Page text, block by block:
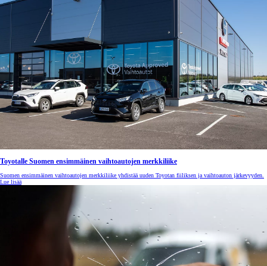
Toyotalle Suomen ensimmäinen vaihtoautojen merkkiliike
Suomen ensimmäinen vaihtoautojen merkkiliike yhdistää uuden Toyotan fiiliksen ja vaihtoauton järkevyyden.
Lue lisää